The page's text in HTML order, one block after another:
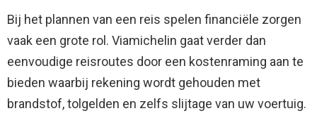
Bij het plannen van een reis spelen financiële zorgen
vaak een grote rol. Viamichelin gaat verder dan
eenvoudige reisroutes door een kostenraming aan te
bieden waarbij rekening wordt gehouden met
brandstof, tolgelden en zelfs slijtage van uw voertuig.